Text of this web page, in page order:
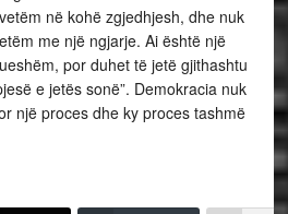
në kohë zgjedhjesh, dhe nuk
me një ngjarje. Ai është një
por duhet të jetë gjithashtu
e jetës sonë”. Demokracia nuk
një proces dhe ky proces tashmë